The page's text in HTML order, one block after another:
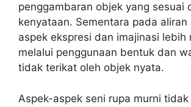
penggambaran objek yang sesuai
kenyataan. Sementara pada aliran
aspek ekspresi dan imajinasi lebih
melalui penggunaan bentuk dan
tidak terikat oleh objek nyata.
Aspek-aspek seni rupa murni tidak